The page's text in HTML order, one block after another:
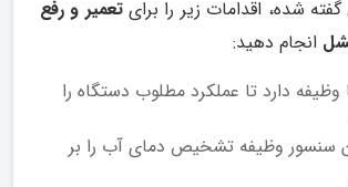
شده، اقدامات زیر را برایتعمیر و رفع
انجام دهید:
دارد تا عملکرد مطلوب دستگاه را
سنسور وظیفه تشخیص دمای آب را بر